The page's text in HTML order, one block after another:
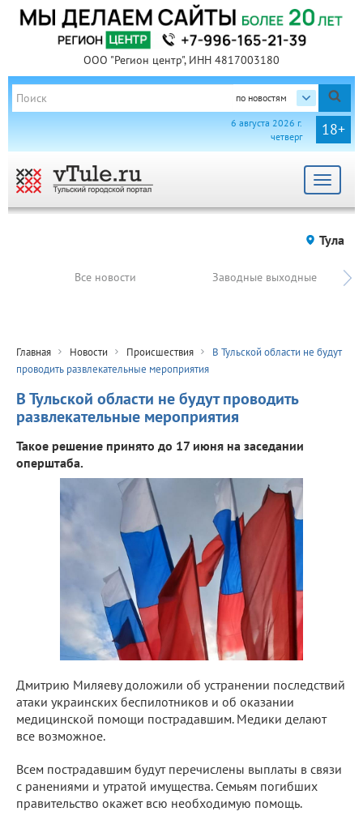
ООО "Регион центр", ИНН 4817003180
по новостям
18+
6 августа 2026 г.
четверг
Toggle
Тула
Все новости Заводные выходные
Главная Новости Происшествия
В Тульской области не будут
проводить развлекательные мероприятия
В Тульской области не будут проводить
развлекательные мероприятия
Такое решение принято до 17 июня на заседании
оперштаба.
Дмитрию Миляеву доложили об устранении последствий
атаки украинских беспилотников и об оказании
медицинской помощи пострадавшим. Медики делают
все возможное.
Всем пострадавшим будут перечислены выплаты в связи
с ранениями и утратой имущества. Семьям погибших
правительство окажет всю необходимую помощь.